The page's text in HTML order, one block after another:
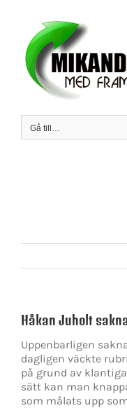
innehållet
Gå till…
Håkan Juholt
Uppenbarligen
dagligen väckte
på grund av
sätt kan man
som målats upp